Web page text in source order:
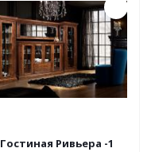
Гостиная Ривьера -1